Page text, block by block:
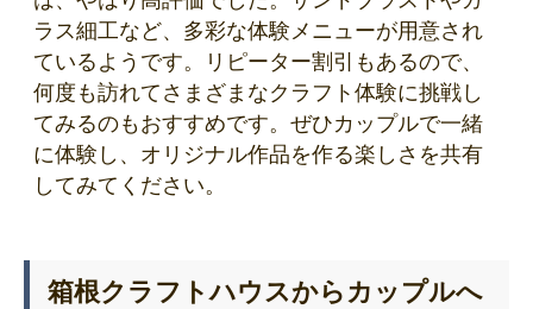
ラス細工など、多彩な体験メニューが用意され
ているようです。リピーター割引もあるので、
何度も訪れてさまざまなクラフト体験に挑戦し
てみるのもおすすめです。ぜひカップルで一緒
に体験し、オリジナル作品を作る楽しさを共有
してみてください。
箱根クラフトハウスからカップルへ